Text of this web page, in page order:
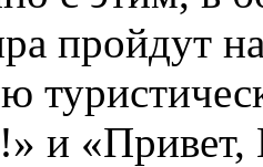
пройдут
и